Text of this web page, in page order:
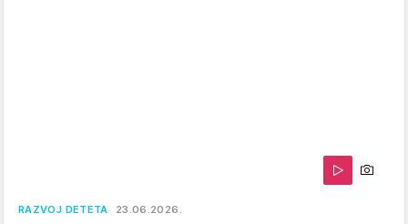
RAZVOJ DETETA 23.06.2026.